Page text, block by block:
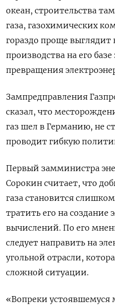
океан, строительства
газа, газохимических
гораздо проще выглядит
производства на его
превращения
Зампредправления
сказал, что
газ шел в Германию, не
проводит гибкую
Первый замминистра
Сорокин считает, что
газа становится
тратить его на создание
вычислений. По его
следует направить на
угольной отрасли,
сложной ситуации.
«Вопреки устоявшемуся